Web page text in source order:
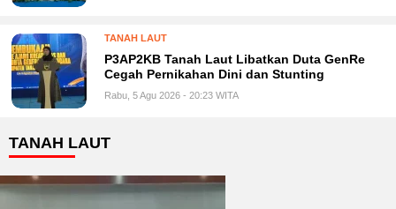
TANAH LAUT
P3AP2KB Tanah Laut Libatkan Duta GenRe
Cegah Pernikahan Dini dan Stunting
Rabu, 5 Agu 2026 - 20:23 WITA
TANAH LAUT